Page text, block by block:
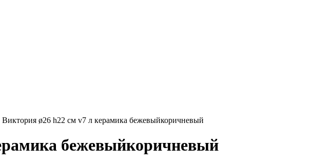
ø26 h22 см v7 л керамика бежевыйкоричневый
бежевыйкоричневый